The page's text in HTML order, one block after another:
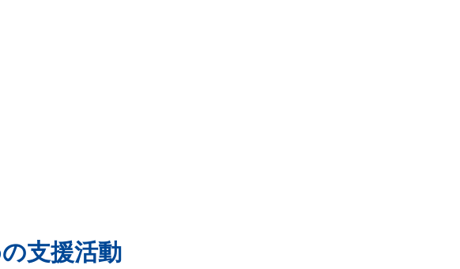
支援活動